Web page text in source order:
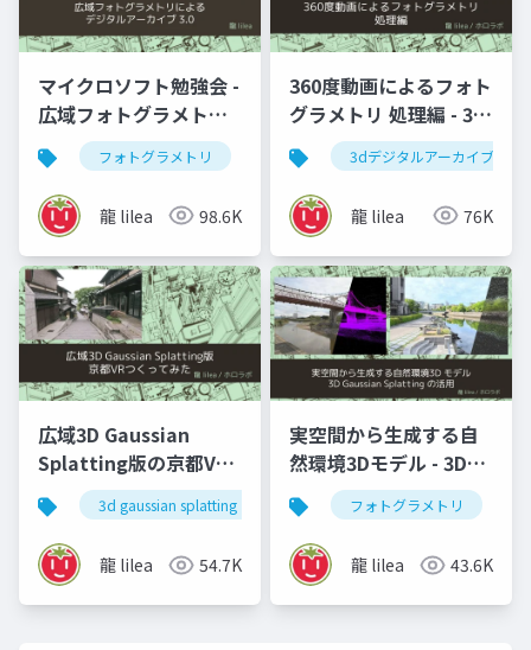
マイクロソフト勉強会 -
広域フォトグラメトリ
によるデジタルアーカ
イブ
フォトグラメトリ ar 3dデジタルアー
龍 lilea 98.6K
360度動画によるフォト
グラメトリ 処理編 - 3D
スキャン何でもLT会
3dデジタルアーカイブ
龍 lilea 76K
広域3D Gaussian
Splatting版の京都VR
をつくってみた - 建築
情報学会 meetup
vol.009
3d gaussian splatting ガウシアンスプラッティング
龍 lilea 54.7K
実空間から生成する自
然環境3Dモデル - 3D
Gaussian Splatting の
活用 - 川デジウェビナ
ー2025
フォトグラメトリ
龍 lilea 43.6K